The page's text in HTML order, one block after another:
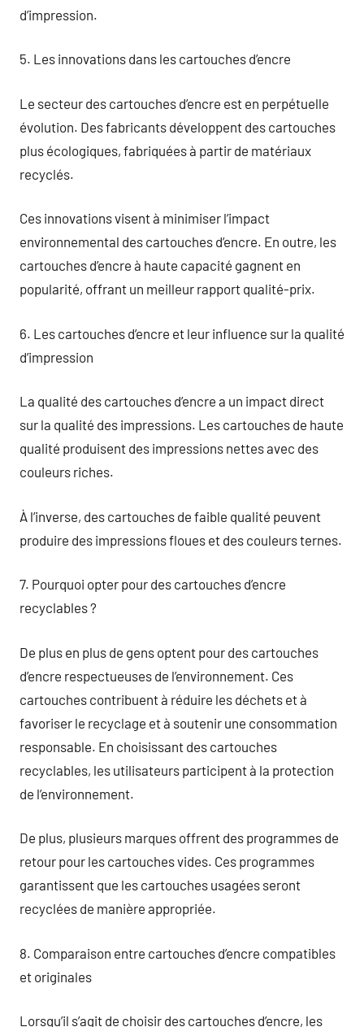
d’impression.
5. Les innovations dans les cartouches d’encre
Le secteur des cartouches d’encre est en perpétuelle
évolution. Des fabricants développent des cartouches
plus écologiques, fabriquées à partir de matériaux
recyclés.
Ces innovations visent à minimiser l’impact
environnemental des cartouches d’encre. En outre, les
cartouches d’encre à haute capacité gagnent en
popularité, offrant un meilleur rapport qualité-prix.
6. Les cartouches d’encre et leur influence sur la qualité
d’impression
La qualité des cartouches d’encre a un impact direct
sur la qualité des impressions. Les cartouches de haute
qualité produisent des impressions nettes avec des
couleurs riches.
À l’inverse, des cartouches de faible qualité peuvent
produire des impressions floues et des couleurs ternes.
7. Pourquoi opter pour des cartouches d’encre
recyclables ?
De plus en plus de gens optent pour des cartouches
d’encre respectueuses de l’environnement. Ces
cartouches contribuent à réduire les déchets et à
favoriser le recyclage et à soutenir une consommation
responsable. En choisissant des cartouches
recyclables, les utilisateurs participent à la protection
de l’environnement.
De plus, plusieurs marques offrent des programmes de
retour pour les cartouches vides. Ces programmes
garantissent que les cartouches usagées seront
recyclées de manière appropriée.
8. Comparaison entre cartouches d’encre compatibles
et originales
Lorsqu’il s’agit de choisir des cartouches d’encre, les